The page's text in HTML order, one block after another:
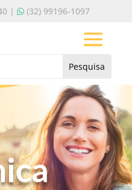
| (32) 99196-1097